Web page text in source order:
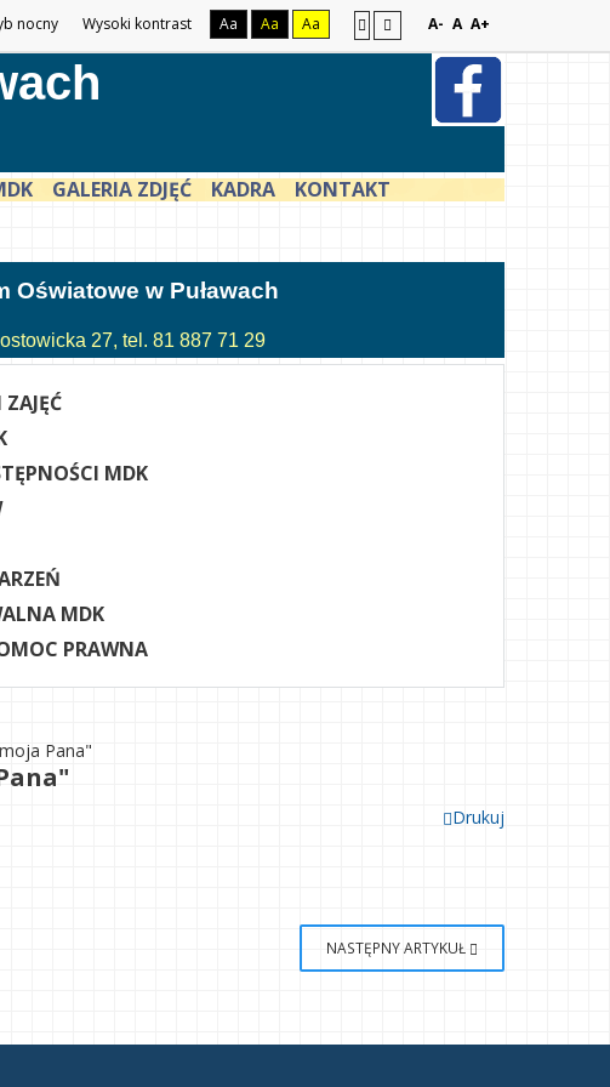
nocny Wysoki kontrast Aa Aa Aa A- A A+
GALERIA ZDJĘĆ KADRA KONTAKT
Oświatowe w Puławach
27, tel. 81 887 71 29
MDK
MDK
PRAWNA
Pana"
Drukuj
NASTĘPNY ARTYKUŁ